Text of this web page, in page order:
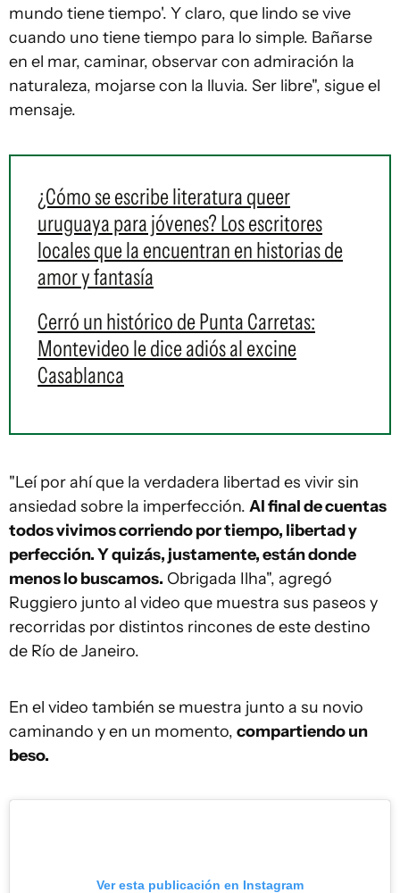
mundo tiene tiempo'. Y claro, que lindo se vive
cuando uno tiene tiempo para lo simple. Bañarse
en el mar, caminar, observar con admiración la
naturaleza, mojarse con la lluvia. Ser libre", sigue el
mensaje.
¿Cómo se escribe literatura queer
uruguaya para jóvenes? Los escritores
locales que la encuentran en historias de
amor y fantasía
Cerró un histórico de Punta Carretas:
Montevideo le dice adiós al excine
Casablanca
"Leí por ahí que la verdadera libertad es vivir sin
ansiedad sobre la imperfección. Al final de cuentas
todos vivimos corriendo por tiempo, libertad y
perfección. Y quizás, justamente, están donde
menos lo buscamos. Obrigada Ilha", agregó
Ruggiero junto al video que muestra sus paseos y
recorridas por distintos rincones de este destino
de Río de Janeiro.
En el video también se muestra junto a su novio
caminando y en un momento, compartiendo un
beso.
Ver esta publicación en Instagram